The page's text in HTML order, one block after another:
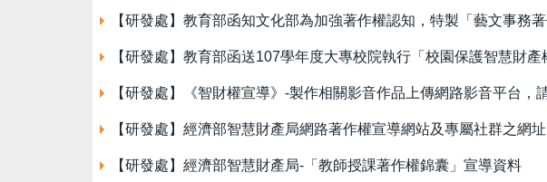
【研發處】教育部函知文化部為加強著作權認知，特製「藝文事務
【研發處】教育部函送107學年度大專校院執行「校園保護智慧財
【研發處】《智財權宣導》-製作相關影音作品上傳網路影音平台
【研發處】經濟部智慧財產局網路著作權宣導網站及專屬社群之網址
【研發處】經濟部智慧財產局-「教師授課著作權錦囊」宣導資料